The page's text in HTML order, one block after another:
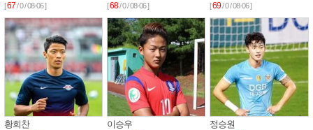
[67/ 0 / 08-06 ] [68/ 0 / 08-06 ] [69/ 0 / 08-06 ]
황희찬
이승우
정승원